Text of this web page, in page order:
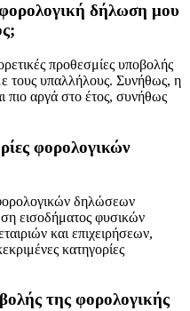
δήλωση μου
προθεσμίες υποβολής
τους υπαλλήλους. Συνήθως, η
πιο αργά στο έτος, συνήθως
φορολογικών
δηλώσεων
εισοδήματος φυσικών
και επιχειρήσεων,
κατηγορίες
της φορολογικής